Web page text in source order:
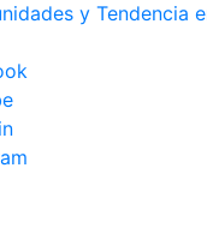
y Tendencia